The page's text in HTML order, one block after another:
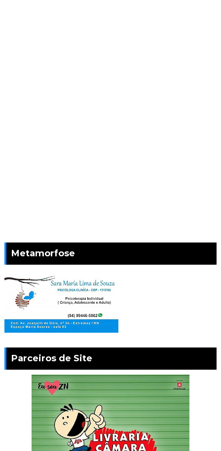
Metamorfose
Parceiros de Site